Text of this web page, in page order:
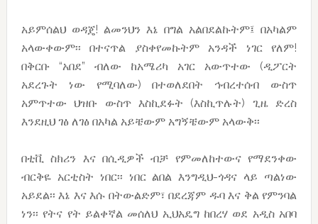
አይምሰልህ ወዳጄ! ልመንህን እኔ በግል አልበደልኩትም፤ በአካልም
አላውቀውም፡፡ በተናጥል ያስቀየመኩትም አንዳች ነገር የለም!
በቅርቡ “አበደ” ብለው ከአሜሪካ አገር አውጥተው (ዲፖርት
አደረጉት ነው የሚባለው) በተወለደበት ኅብረተሰብ ውስጥ
አምጥተው ህዝቡ ውስጥ እስኪደፉት (እስኪጥሉት) ጊዜ ድረስ
እንደዚህ ገፅ ለገፅ በአካል አይቼውም አግኝቼውም አላውቅ፡፡
በቲቪ ስክሪን እና በሲዲዎች ብቻ የምመለከተውና የማደንቀው
ብርቅዬ አርቲስት ነበር፡፡ ነበር ልበል እንግዲህ-ጎዳና ላይ ጣልነው
አይደል፡፡ እኔ እና እሱ በትውልድም፣ በደረጃም ዱባ እና ቅል የምንባል
ነን፡፡ የትና የት ይልቀኛል መሰለህ ኢህአዴግ ከበረሃ ወደ አዲስ አበባ